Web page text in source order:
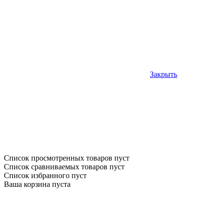
Закрыть
Список просмотренных товаров пуст
Список сравниваемых товаров пуст
Список избранного пуст
Ваша корзина пуста